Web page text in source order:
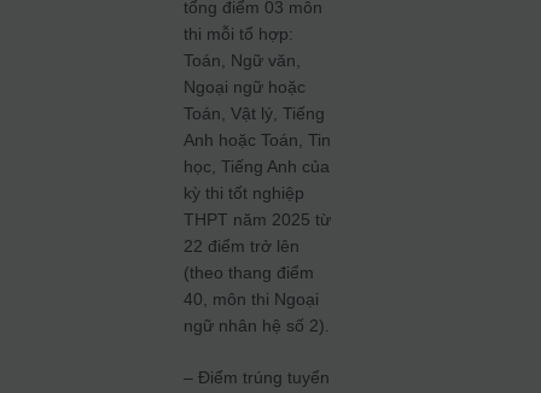
tổng điểm 03 môn
thi mỗi tổ hợp:
Toán, Ngữ văn,
Ngoại ngữ hoặc
Toán, Vật lý, Tiếng
Anh hoặc Toán, Tin
học, Tiếng Anh của
kỳ thi tốt nghiệp
THPT năm 2025 từ
22 điểm trở lên
(theo thang điểm
40, môn thi Ngoại
ngữ nhân hệ số 2).
– Điểm trúng tuyển